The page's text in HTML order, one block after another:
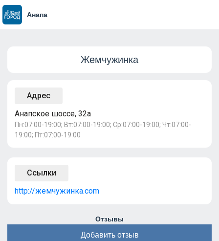
Анапа
Жемчужинка
Адрес
Анапское шоссе, 32а
Пн:07:00-19:00; Вт:07:00-19:00; Ср:07:00-19:00; Чт:07:00-
19:00; Пт:07:00-19:00
Ссылки
http://жемчужинка.com
Отзывы
Добавить отзыв